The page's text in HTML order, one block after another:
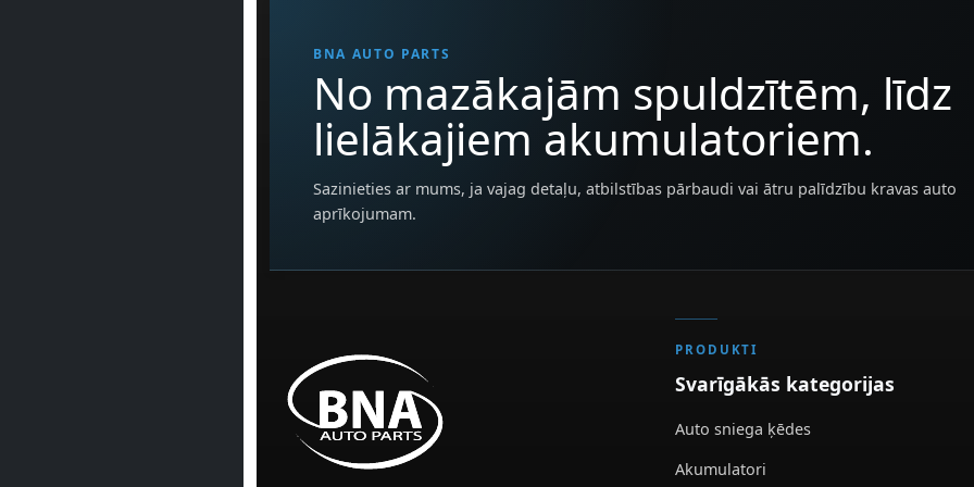
BNA AUTO PARTS
No mazākajām spuldzītēm, līdz
lielākajiem akumulatoriem.
Sazinieties ar mums, ja vajag detaļu, atbilstības pārbaudi vai ātru palīdzību kravas auto
aprīkojumam.
PRODUKTI
Svarīgākās kategorijas
Auto sniega ķēdes
Akumulatori